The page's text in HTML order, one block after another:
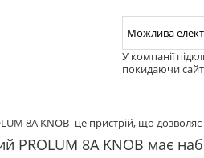
У компанії
покидаючи
8A KNOB- це пристрій, що дозволяє
PROLUM 8A KNOB має